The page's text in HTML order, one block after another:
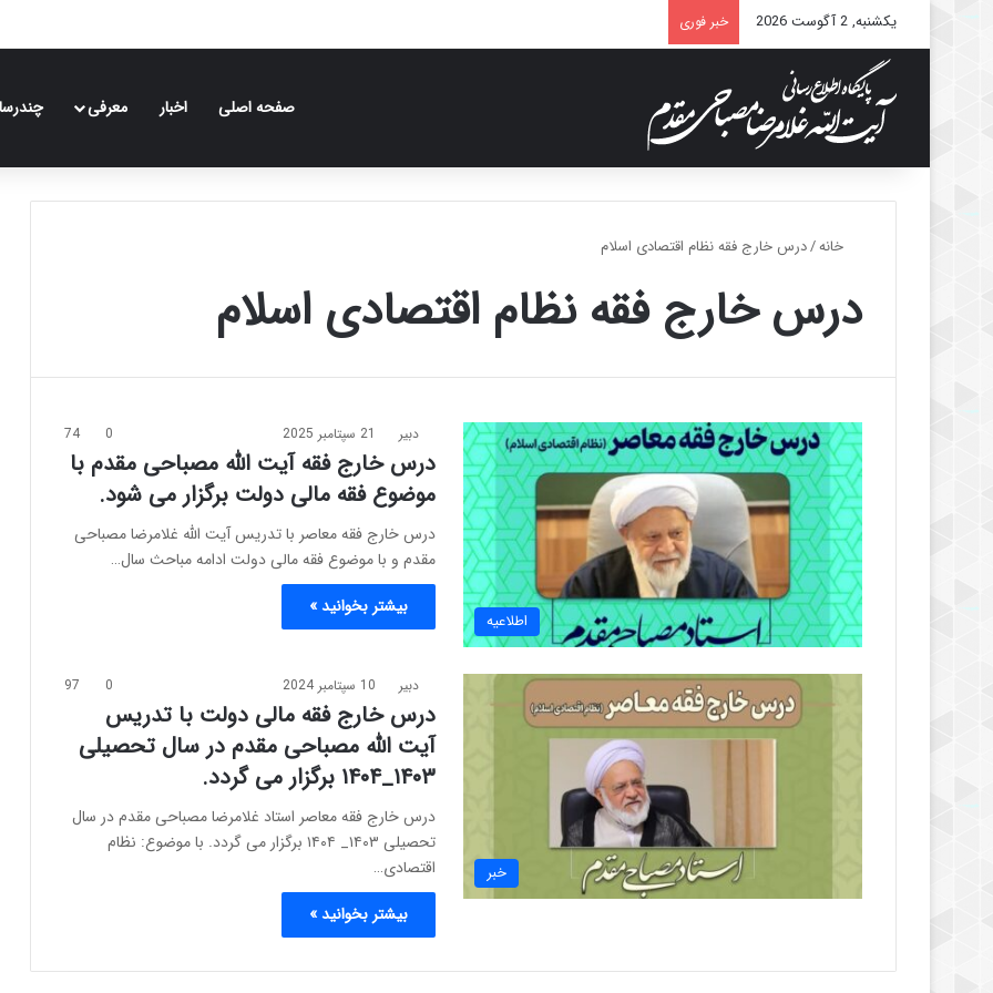
یکشنبه, 2 آگوست 2026 خبر فوری
صفحه اصلی اخبار معرفی
خانه/درس خارج فقه نظام اقتصادی اسلام
درس خارج فقه نظام اقتصادی اسلام
اطلاعیه
دبیر 21 سپتامبر 2025 0
74
درس خارج فقه آیت الله مصباحی مقدم با
موضوع فقه مالی دولت برگزار می شود.
درس خارج فقه معاصر با تدریس آیت الله غلامرضا مصباحی
مقدم و با موضوع فقه مالی دولت ادامه مباحث سال…
بیشتر بخوانید »
خبر
دبیر 10 سپتامبر 2024 0
97
درس خارج فقه مالی دولت با تدریس
آیت الله مصباحی مقدم در سال تحصیلی
۱۴۰۳_۱۴۰۴ برگزار می گردد.
درس خارج فقه معاصر استاد غلامرضا مصباحی مقدم در سال
تحصیلی ۱۴۰۳_ ۱۴۰۴ برگزار می گردد. با موضوع: نظام
اقتصادی…
بیشتر بخوانید »